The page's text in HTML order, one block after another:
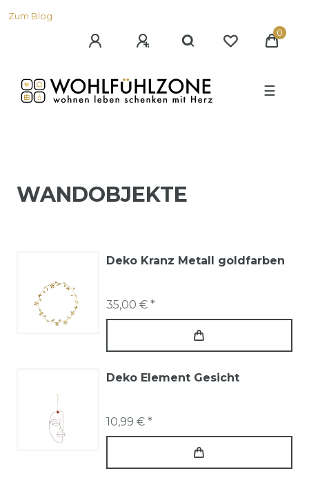
Zum Blog
0
☰
WANDOBJEKTE
Deko Kranz Metall goldfarben
35,00 € *
Deko Element Gesicht
10,99 € *